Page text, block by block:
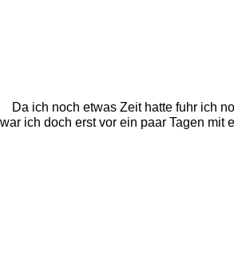
Da ich noch etwas Zeit hatte fuhr ich
war ich doch erst vor ein paar Tagen mit